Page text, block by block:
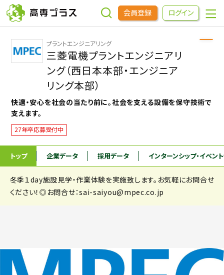
会員登録 ログイン
企業をさがす
進学先をさがす
インターンシップ・イベントをさがす
高専OBOGをさがす
高専プラスセミナー
9/30
まで
プラントエンジニアリング
三菱電機プラントエンジニアリ
ング（西日本本部・エンジニア
リング本部）
快適・安心を社会の当たり前に。社会を支える設備を保守技術で
支えます。
27年卒応募受付中
トップ 企業データ 採用データ インターンシップ・イベン
冬季１day施設見学・作業体験を実施致します。お気軽にお問合せ
ください！◎お問合せ：sai-saiyou@mpec.co.jp